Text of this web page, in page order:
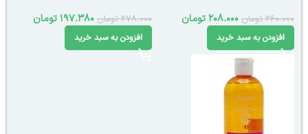
260.000 تومان 208.000تومان
افزودن به سبد خرید
278.000 تومان 197.380تومان
افزودن به سبد خرید